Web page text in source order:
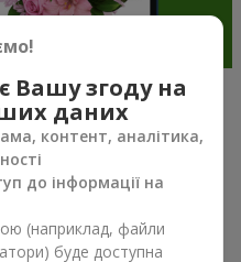
корзини —
на будь-
подарунок, але часу
рішення: ви
Вашу згоду на
даних
контент, аналітика,
до інформації на
(наприклад, файли
буде доступна